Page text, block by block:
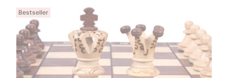
Bestseller